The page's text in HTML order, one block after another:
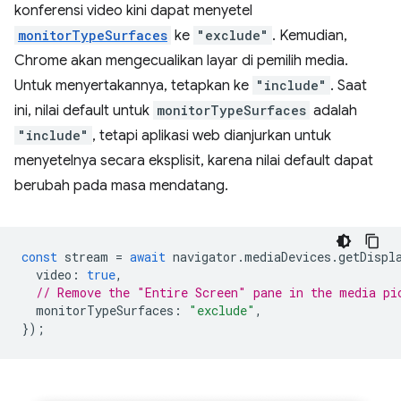
konferensi video kini dapat menyetel
monitorTypeSurfaces ke "exclude" . Kemudian,
Chrome akan mengecualikan layar di pemilih media.
Untuk menyertakannya, tetapkan ke "include" . Saat
ini, nilai default untuk monitorTypeSurfaces adalah
"include" , tetapi aplikasi web dianjurkan untuk
menyetelnya secara eksplisit, karena nilai default dapat
berubah pada masa mendatang.
const stream = await navigator .mediaDevices .
video : true,
// Remove the "Entire Screen" pane in the media
monitorTypeSurfaces : "exclude" ,
});